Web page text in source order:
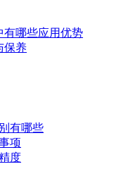
有哪些应用优势
保养
有哪些
项
度